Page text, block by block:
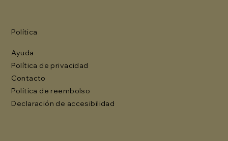
Política
Ayuda
Política de privacidad
Contacto
Política de reembolso
Declaración de accesibilidad